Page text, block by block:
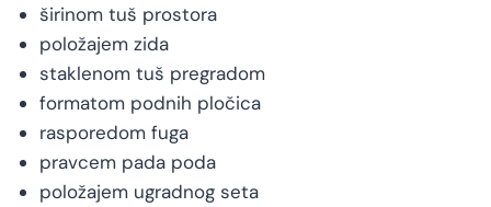
širinom tuš prostora
položajem zida
staklenom tuš pregradom
formatom podnih pločica
rasporedom fuga
pravcem pada poda
položajem ugradnog seta